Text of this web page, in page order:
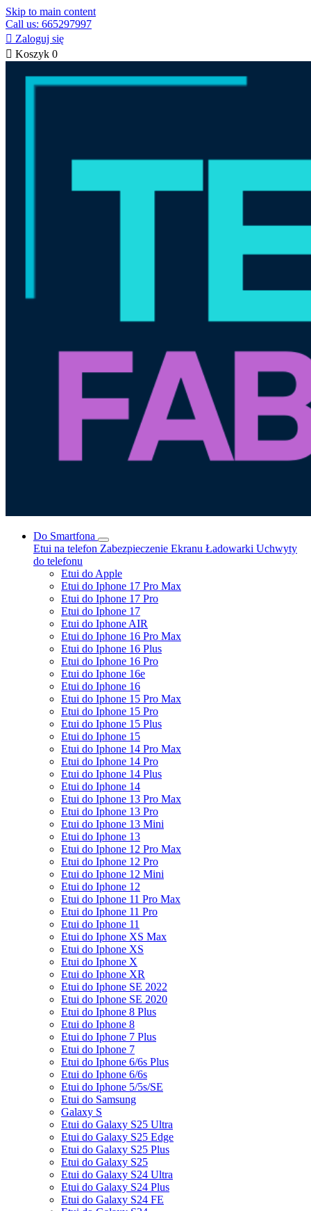
Skip to main content
Call us: 665297997
 Zaloguj się
 Koszyk 0
Do Smartfona
Etui na telefon Zabezpieczenie Ekranu Ładowarki Uchwyty
do telefonu
Etui do Apple
Etui do Iphone 17 Pro Max
Etui do Iphone 17 Pro
Etui do Iphone 17
Etui do Iphone AIR
Etui do Iphone 16 Pro Max
Etui do Iphone 16 Plus
Etui do Iphone 16 Pro
Etui do Iphone 16e
Etui do Iphone 16
Etui do Iphone 15 Pro Max
Etui do Iphone 15 Pro
Etui do Iphone 15 Plus
Etui do Iphone 15
Etui do Iphone 14 Pro Max
Etui do Iphone 14 Pro
Etui do Iphone 14 Plus
Etui do Iphone 14
Etui do Iphone 13 Pro Max
Etui do Iphone 13 Pro
Etui do Iphone 13 Mini
Etui do Iphone 13
Etui do Iphone 12 Pro Max
Etui do Iphone 12 Pro
Etui do Iphone 12 Mini
Etui do Iphone 12
Etui do Iphone 11 Pro Max
Etui do Iphone 11 Pro
Etui do Iphone 11
Etui do Iphone XS Max
Etui do Iphone XS
Etui do Iphone X
Etui do Iphone XR
Etui do Iphone SE 2022
Etui do Iphone SE 2020
Etui do Iphone 8 Plus
Etui do Iphone 8
Etui do Iphone 7 Plus
Etui do Iphone 7
Etui do Iphone 6/6s Plus
Etui do Iphone 6/6s
Etui do Iphone 5/5s/SE
Etui do Samsung
Galaxy S
Etui do Galaxy S25 Ultra
Etui do Galaxy S25 Edge
Etui do Galaxy S25 Plus
Etui do Galaxy S25
Etui do Galaxy S24 Ultra
Etui do Galaxy S24 Plus
Etui do Galaxy S24 FE